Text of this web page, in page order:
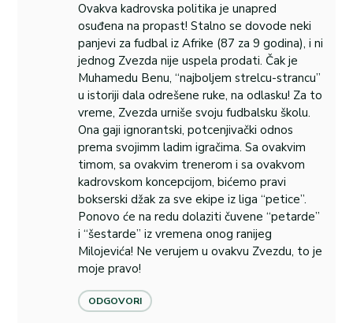
Ovakva kadrovska politika je unapred
osuđena na propast! Stalno se dovode neki
panjevi za fudbal iz Afrike (87 za 9 godina), i ni
jednog Zvezda nije uspela prodati. Čak je
Muhamedu Benu, “najboljem strelcu-strancu”
u istoriji dala odrešene ruke, na odlasku! Za to
vreme, Zvezda urniše svoju fudbalsku školu.
Ona gaji ignorantski, potcenjivački odnos
prema svojimm ladim igračima. Sa ovakvim
timom, sa ovakvim trenerom i sa ovakvom
kadrovskom koncepcijom, bićemo pravi
bokserski džak za sve ekipe iz liga “petice”.
Ponovo će na redu dolaziti čuvene “petarde”
i “šestarde” iz vremena onog ranijeg
Milojevića! Ne verujem u ovakvu Zvezdu, to je
moje pravo!
ODGOVORI